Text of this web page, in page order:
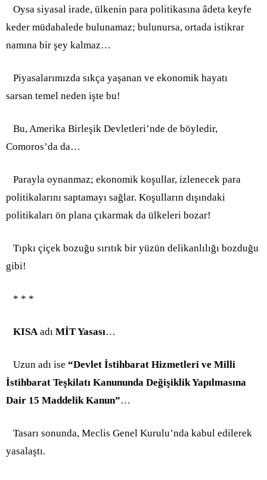
Oysa siyasal irade, ülkenin para politikasına âdeta keyfe
keder müdahalede bulunamaz; bulunursa, ortada istikrar
namına bir şey kalmaz…
Piyasalarımızda sıkça yaşanan ve ekonomik hayatı
sarsan temel neden işte bu!
Bu, Amerika Birleşik Devletleri’nde de böyledir,
Comoros’da da…
Parayla oynanmaz; ekonomik koşullar, izlenecek para
politikalarını saptamayı sağlar. Koşulların dışındaki
politikaları ön plana çıkarmak da ülkeleri bozar!
Tıpkı çiçek bozuğu sırıtık bir yüzün delikanlılığı bozduğu
gibi!
* * *
KISAadı MİT Yasası…
Uzun adı ise “Devlet İstihbarat Hizmetleri ve Milli
İstihbarat Teşkilatı Kanununda Değişiklik Yapılmasına
Dair 15 Maddelik Kanun”…
Tasarı sonunda, Meclis Genel Kurulu’nda kabul edilerek
yasalaştı.